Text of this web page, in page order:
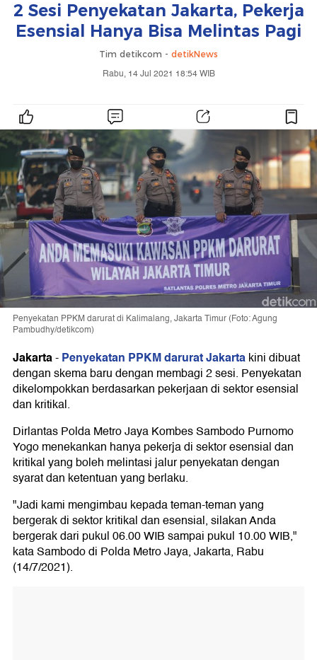
2 Sesi Penyekatan Jakarta, Pekerja
Esensial Hanya Bisa Melintas Pagi
Tim detikcom - detikNews
Rabu, 14 Jul 2021 18:54 WIB
Penyekatan PPKM darurat di Kalimalang, Jakarta Timur (Foto: Agung
Pambudhy/detikcom)
Jakarta-Penyekatan PPKM darurat Jakartakini dibuat
dengan skema baru dengan membagi 2 sesi. Penyekatan
dikelompokkan berdasarkan pekerjaan di sektor esensial
dan kritikal.
Dirlantas Polda Metro Jaya Kombes Sambodo Purnomo
Yogo menekankan hanya pekerja di sektor esensial dan
kritikal yang boleh melintasi jalur penyekatan dengan
syarat dan ketentuan yang berlaku.
"Jadi kami mengimbau kepada teman-teman yang
bergerak di sektor kritikal dan esensial, silakan Anda
bergerak dari pukul 06.00 WIB sampai pukul 10.00 WIB,"
kata Sambodo di Polda Metro Jaya, Jakarta, Rabu
(14/7/2021).